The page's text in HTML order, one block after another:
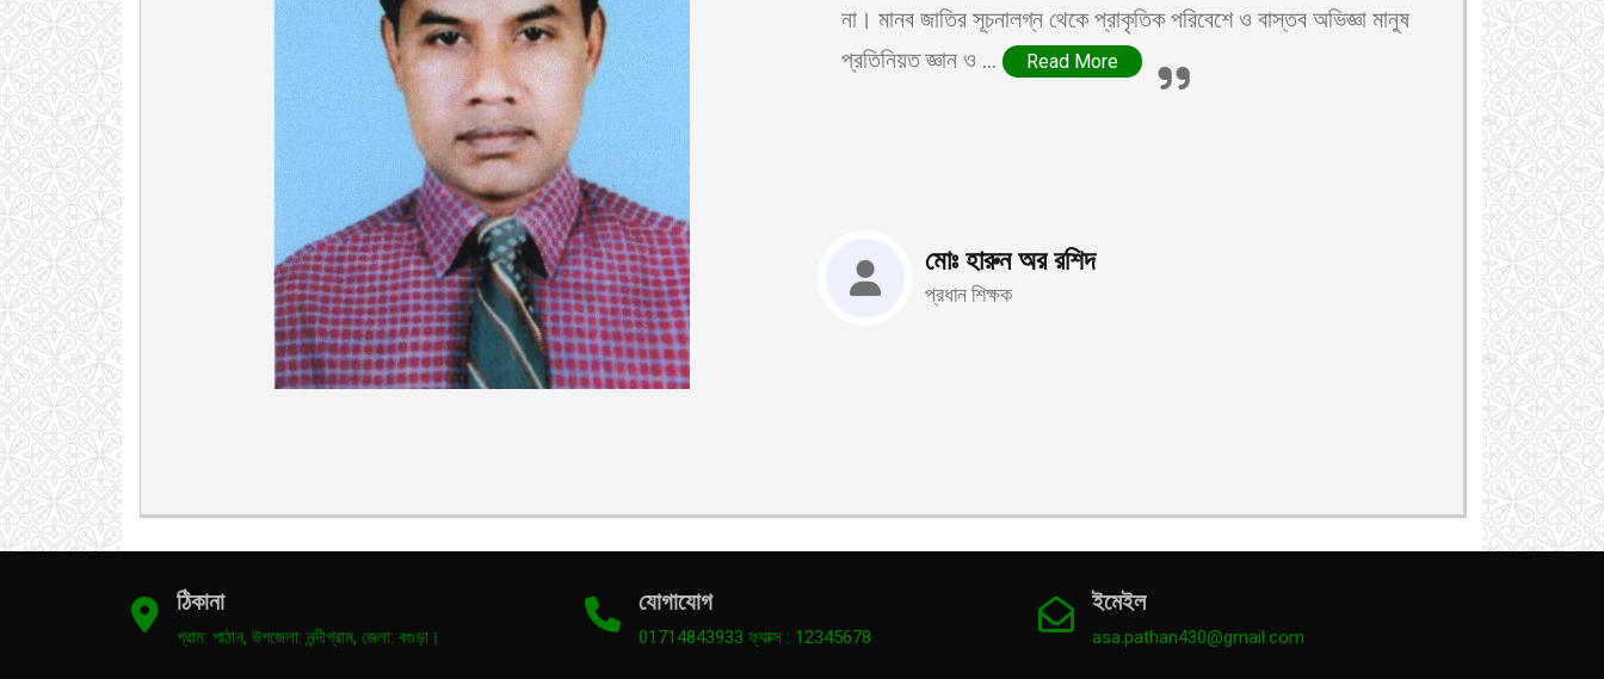
না। মানব জাতির সূচনালগ্ন থেকে প্রাকৃতিক পরিবেশে ও বাস্তব অভিজ্ঞা মানুষ
প্রতিনিয়ত জ্ঞান ও ...
Read More
মোঃ হারুন অর রশিদ
প্রধান শিক্ষক
ঠিকানা
গ্রাম: পাঠান, উপজেলা: নন্দীগ্রাম, জেলা: বগুড়া।
যোগাযোগ
01714843933 ফ্যাক্স : 12345678
ইমেইল
asa.pathan430@gmail.com